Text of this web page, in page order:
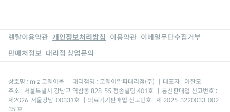
렌탈이용약관 개인정보처리방침 이용약관 이메일무단수집거부
판매처정보 대리점 창업문의
상호명 : miz 코웨이몰 대리점명 : 코웨이알파대리점(주)
대표자 : 이찬모
주소 : 서울특별시 강남구 역삼동 828-55 청송빌딩 401호
통신판매업 신고번호 :
제2026-서울강남-00331호
의료기기판매업 신고번호 : 제 2025-3220033-002
35 호